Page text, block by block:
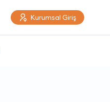
Kurumsal Giriş